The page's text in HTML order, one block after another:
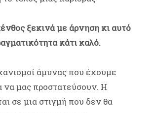
ξεκινά με άρνηση κι αυτό
κάτι καλό.
άμυνας που έχουμε
να μας προστατεύσουν. Η
σε μια στιγμή που δεν θα